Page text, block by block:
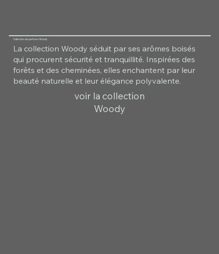
Collection de parfums Woody
La collection Woody séduit par ses arômes boisés
qui procurent sécurité et tranquillité. Inspirées des
forêts et des cheminées, elles enchantent par leur
beauté naturelle et leur élégance polyvalente.
voir la collection
Woody